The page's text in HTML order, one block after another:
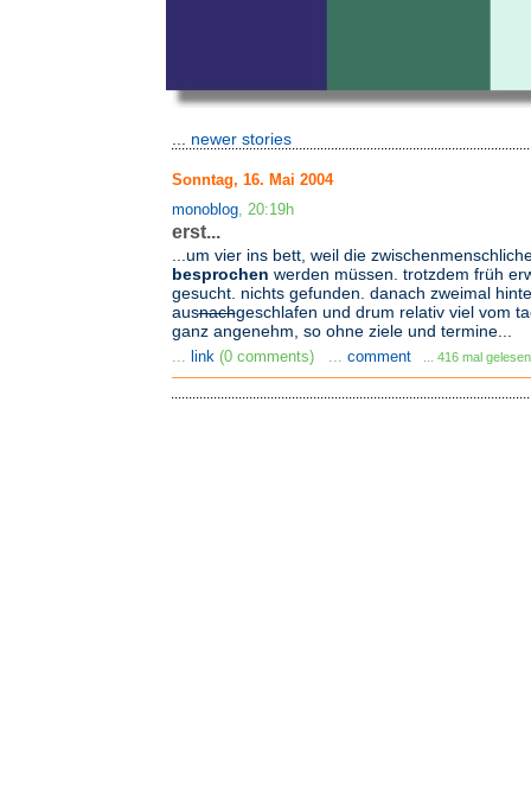
newer stories
Sonntag, 16. Mai 2004
monoblog, 20:19h
erst...
...um vier ins bett, weil die
besprochen werden müssen. trotzdem früh
gesucht. nichts gefunden. danach zweimal
ausnachgeschlafen und drum relativ viel vom
ganz angenehm, so ohne ziele und termine...
... link(0 comments) ... comment ... 416 mal gelesen